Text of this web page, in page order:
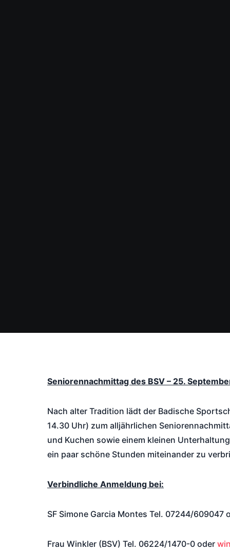
Seniorennachmittag des BSV – 25.
Nach alter Tradition lädt der Badische
14.30 Uhr) zum alljährlichen
und Kuchen sowie einem kleinen
ein paar schöne Stunden miteinander zu
Verbindliche Anmeldung bei:
SF Simone Garcia Montes Tel. 07244/609047
Frau Winkler (BSV) Tel. 06224/1470-0 oder